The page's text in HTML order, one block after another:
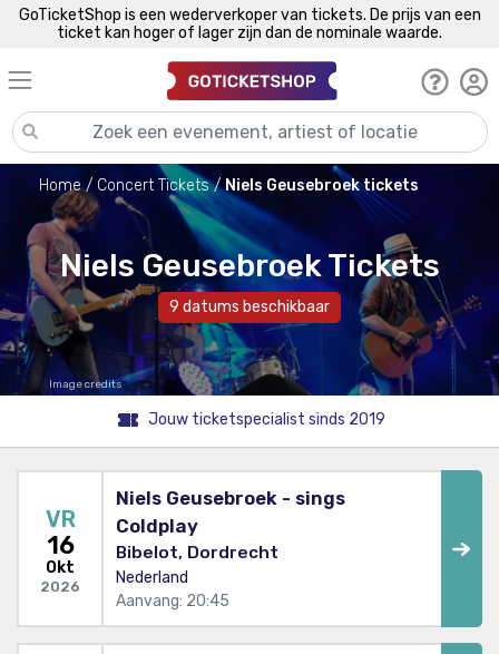
GoTicketShop is een wederverkoper van tickets. De prijs van een
ticket kan hoger of lager zijn dan de nominale waarde.
Home Concert Tickets Niels Geusebroek tickets
Niels Geusebroek Tickets
9 datums beschikbaar
Image credits
Jouw ticketspecialist sinds 2019
VR
16
Okt
2026
Niels Geusebroek - sings
Coldplay
Bibelot, Dordrecht
Nederland
Aanvang: 20:45